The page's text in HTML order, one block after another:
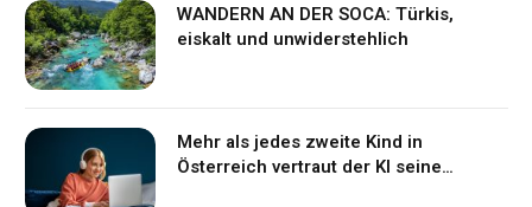
WANDERN AN DER SOCA: Türkis,
eiskalt und unwiderstehlich
Mehr als jedes zweite Kind in
Österreich vertraut der KI seine